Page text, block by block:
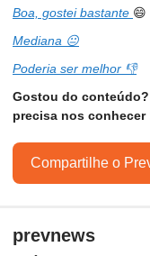
Boa, gostei bastante 😄
Mediana 😐
Poderia ser melhor 👎
Gostou do
precisa nos conhecer
Compartilhe o
prevnews